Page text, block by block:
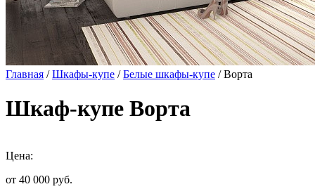
Главная /Шкафы-купе /Белые шкафы-купе / Ворта
Шкаф-купе Ворта
Цена:
от 40 000 руб.